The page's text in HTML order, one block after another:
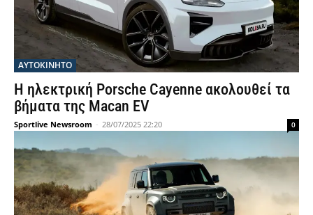
ΑΥΤΟΚΙΝΗΤΟ
Η ηλεκτρική Porsche Cayenne ακολουθεί τα
βήματα της Macan EV
Sportlive Newsroom - 28/07/2025 22:20 0